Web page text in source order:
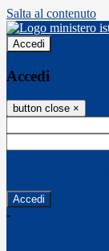
Salta al contenuto
Accedi
Accedi
button close ×
-